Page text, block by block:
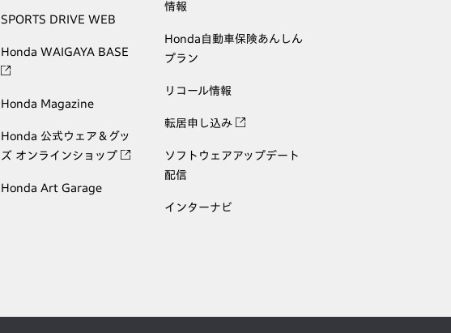
SPORTS DRIVE WEB
Honda WAIGAYA BASE
Honda Magazine
Honda 公式ウェア＆グッ
ズ オンラインショップ
Honda Art Garage
情報
Honda自動車保険あんしん
プラン
リコール情報
転居申し込み
ソフトウェアアップデート
配信
インターナビ